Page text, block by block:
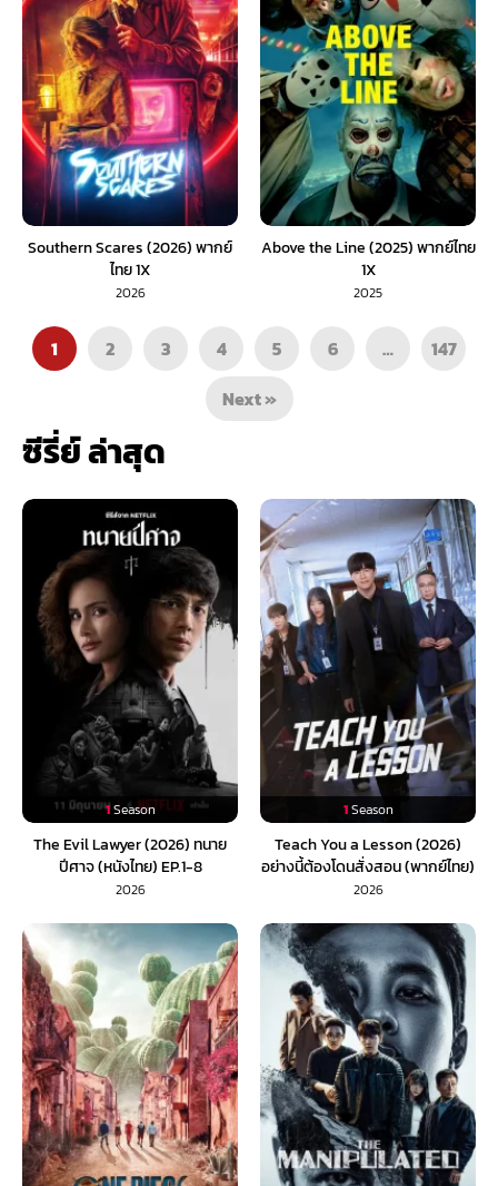
Southern Scares (2026) พากย์
ไทย 1X
2026
Above the Line (2025) พากย์ไทย
1X
2025
1 2 3 4 5 6 …
147
Next »
ซีรี่ย์ ล่าสุด
1Season
The Evil Lawyer (2026) ทนาย
ปีศาจ (หนังไทย) EP.1-8
2026
1Season
Teach You a Lesson (2026)
อย่างนี้ต้องโดนสั่งสอน (พากย์ไทย)
EP.1-10
2026